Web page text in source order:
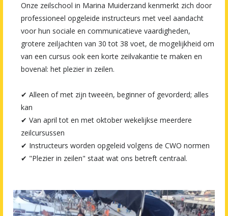
Onze zeilschool in Marina Muiderzand kenmerkt zich door
professioneel opgeleide instructeurs met veel aandacht
voor hun sociale en communicatieve vaardigheden,
grotere zeiljachten van 30 tot 38 voet, de mogelijkheid om
van een cursus ook een korte zeilvakantie te maken en
bovenal: het plezier in zeilen.
✔ Alleen of met zijn tweeën, beginner of gevorderd; alles
kan
✔ Van april tot en met oktober wekelijkse meerdere
zeilcursussen
✔ Instructeurs worden opgeleid volgens de CWO normen
✔ "Plezier in zeilen" staat wat ons betreft centraal.